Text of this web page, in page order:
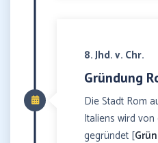
8. Jhd. v. Chr.
Gründung
Die Stadt Rom
Italiens wird
gegründet [